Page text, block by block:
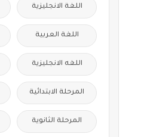
اللغة الانجليزية
اللغة العربية
اللغه الانجليزية
المرحلة الابتدائية
المرحلة الثانوية